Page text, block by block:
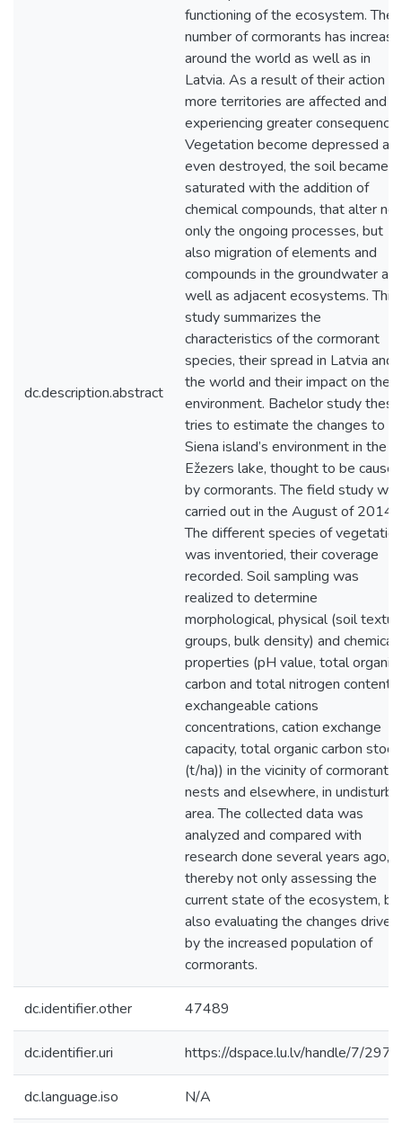
dc.description.abstract
functioning of the ecosystem. The
number of cormorants has
around the world as well as in
Latvia. As a result of their action
more territories are affected and
experiencing greater
Vegetation become depressed
even destroyed, the soil became
saturated with the addition of
chemical compounds, that alter not
only the ongoing processes, but
also migration of elements and
compounds in the groundwater as
well as adjacent ecosystems. This
study summarizes the
characteristics of the cormorant
species, their spread in Latvia and
the world and their impact on the
environment. Bachelor study thesis
tries to estimate the changes to
Siena island’s environment in the
Ežezers lake, thought to be caused
by cormorants. The field study was
carried out in the August of 2014.
The different species of vegetation
was inventoried, their coverage
recorded. Soil sampling was
realized to determine
morphological, physical (soil
groups, bulk density) and chemical
properties (pH value, total organic
carbon and total nitrogen content,
exchangeable cations
concentrations, cation exchange
capacity, total organic carbon stock
(t/ha)) in the vicinity of cormorant’s
nests and elsewhere, in
area. The collected data was
analyzed and compared with
research done several years ago,
thereby not only assessing the
current state of the ecosystem,
also evaluating the changes driven
by the increased population of
cormorants.
dc.identifier.other 47489
dc.identifier.uri https://dspace.lu.lv/handle/7/
dc.language.iso N/A